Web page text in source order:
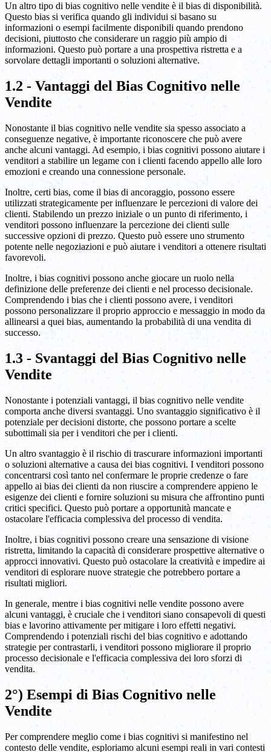
Un altro tipo di bias cognitivo nelle vendite è il bias di disponibilità.
Questo bias si verifica quando gli individui si basano su
informazioni o esempi facilmente disponibili quando prendono
decisioni, piuttosto che considerare un raggio più ampio di
informazioni. Questo può portare a una prospettiva ristretta e a
sorvolare dettagli importanti o soluzioni alternative.
1.2 - Vantaggi del Bias Cognitivo nelle
Vendite
Nonostante il bias cognitivo nelle vendite sia spesso associato a
conseguenze negative, è importante riconoscere che può avere
anche alcuni vantaggi. Ad esempio, i bias cognitivi possono aiutare i
venditori a stabilire un legame con i clienti facendo appello alle loro
emozioni e creando una connessione personale.
Inoltre, certi bias, come il bias di ancoraggio, possono essere
utilizzati strategicamente per influenzare le percezioni di valore dei
clienti. Stabilendo un prezzo iniziale o un punto di riferimento, i
venditori possono influenzare la percezione dei clienti sulle
successive opzioni di prezzo. Questo può essere uno strumento
potente nelle negoziazioni e può aiutare i venditori a ottenere risultati
favorevoli.
Inoltre, i bias cognitivi possono anche giocare un ruolo nella
definizione delle preferenze dei clienti e nel processo decisionale.
Comprendendo i bias che i clienti possono avere, i venditori
possono personalizzare il proprio approccio e messaggio in modo da
allinearsi a quei bias, aumentando la probabilità di una vendita di
successo.
1.3 - Svantaggi del Bias Cognitivo nelle
Vendite
Nonostante i potenziali vantaggi, il bias cognitivo nelle vendite
comporta anche diversi svantaggi. Uno svantaggio significativo è il
potenziale per decisioni distorte, che possono portare a scelte
subottimali sia per i venditori che per i clienti.
Un altro svantaggio è il rischio di trascurare informazioni importanti
o soluzioni alternative a causa dei bias cognitivi. I venditori possono
concentrarsi così tanto nel confermare le proprie credenze o fare
appello ai bias dei clienti da non riuscire a comprendere appieno le
esigenze dei clienti e fornire soluzioni su misura che affrontino punti
critici specifici. Questo può portare a opportunità mancate e
ostacolare l'efficacia complessiva del processo di vendita.
Inoltre, i bias cognitivi possono creare una sensazione di visione
ristretta, limitando la capacità di considerare prospettive alternative o
approcci innovativi. Questo può ostacolare la creatività e impedire ai
venditori di esplorare nuove strategie che potrebbero portare a
risultati migliori.
In generale, mentre i bias cognitivi nelle vendite possono avere
alcuni vantaggi, è cruciale che i venditori siano consapevoli di questi
bias e lavorino attivamente per mitigare i loro effetti negativi.
Comprendendo i potenziali rischi del bias cognitivo e adottando
strategie per contrastarli, i venditori possono migliorare il proprio
processo decisionale e l'efficacia complessiva dei loro sforzi di
vendita.
2°) Esempi di Bias Cognitivo nelle
Vendite
Per comprendere meglio come i bias cognitivi si manifestino nel
contesto delle vendite, esploriamo alcuni esempi reali in vari contesti